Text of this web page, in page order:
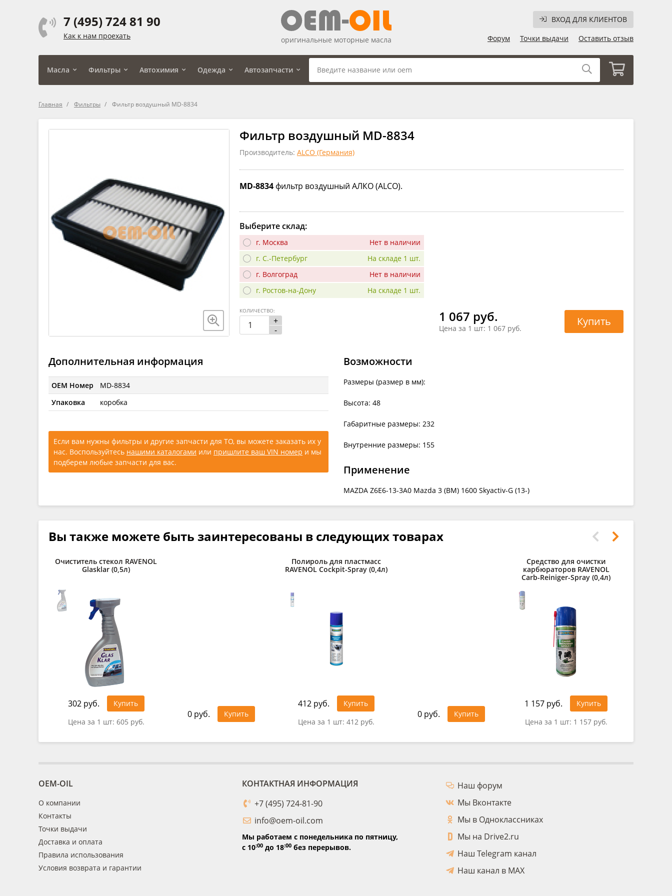
7 (495) 724 81 90
Как к нам проехать
ВХОД ДЛЯ КЛИЕНТОВ
Форум
Точки выдачи Оставить отзыв
оригинальные моторные масла
Масла Фильтры Автохимия Одежда Автозапчасти
Главная Фильтры Фильтр воздушный MD-8834
Фильтр воздушный MD-8834
Производитель: ALCO (Германия)
MD-8834 фильтр воздушный АЛКО (ALCO).
Выберите склад:
г. Москва
Нет в наличии
г. С.-Петербург
На складе 1 шт.
г. Волгоград
Нет в наличии
г. Ростов-на-Дону
На складе 1 шт.
1 067 руб.
Цена за 1 шт: 1 067 руб.
+
-
КОЛИЧЕСТВО:
Купить
Дополнительная информация
OEM Номер
MD-8834
Упаковка
коробка
Если вам нужны фильтры и другие запчасти для ТО, вы можете заказать их у
нас. Воспользуйтесь нашими каталогами или пришлите ваш VIN номер и мы
подберем любые запчасти для вас.
Возможности
Размеры (размер в мм):
Высота: 48
Габаритные размеры: 232
Внутренние размеры: 155
Применение
MAZDA Z6E6-13-3A0 Mazda 3 (BM) 1600 Skyactiv-G (13-)
Вы также можете быть заинтересованы в следующих товарах
Очиститель стекол RAVENOL
Glasklar (0,5л)
302 руб.
Купить
Цена за 1 шт: 605 руб.
0 руб. Купить
Полироль для пластмасс
RAVENOL Cockpit-Spray (0,4л)
412 руб.
Купить
Цена за 1 шт: 412 руб.
0 руб. Купить
Средство для очистки
карбюраторов RAVENOL
Carb-Reiniger-Spray (0,4л)
1 157 руб.
Купить
Цена за 1 шт: 1 157 руб.
OEM-OIL
О компании
Контакты
Точки выдачи
Доставка и оплата
Правила использования
Условия возврата и гарантии
КОНТАКТНАЯ ИНФОРМАЦИЯ
+7 (495) 724-81-90
info@oem-oil.com
Мы работаем с понедельника по пятницу,
с 10:00до 18:00без перерывов.
Наш форум
Мы Вконтакте
Мы в Одноклассниках
Мы на Drive2.ru
Наш Telegram канал
Наш канал в MAX